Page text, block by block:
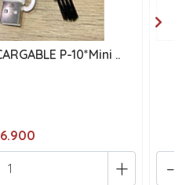
P-10*Mini ..
+ -